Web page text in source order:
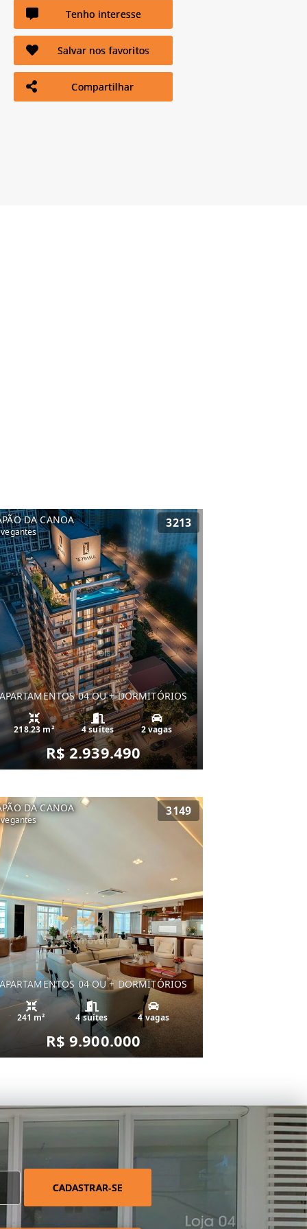
Tenho interesse
Salvar nos favoritos
Compartilhar
DA CANOA 3213
04 OU + DORMITÓRIOS
218.23 m² 4 suítes 2 vagas
R$ 2.939.490
DA CANOA 3149
04 OU + DORMITÓRIOS
241 m² 4 suítes 4 vagas
R$ 9.900.000
CADASTRAR-SE